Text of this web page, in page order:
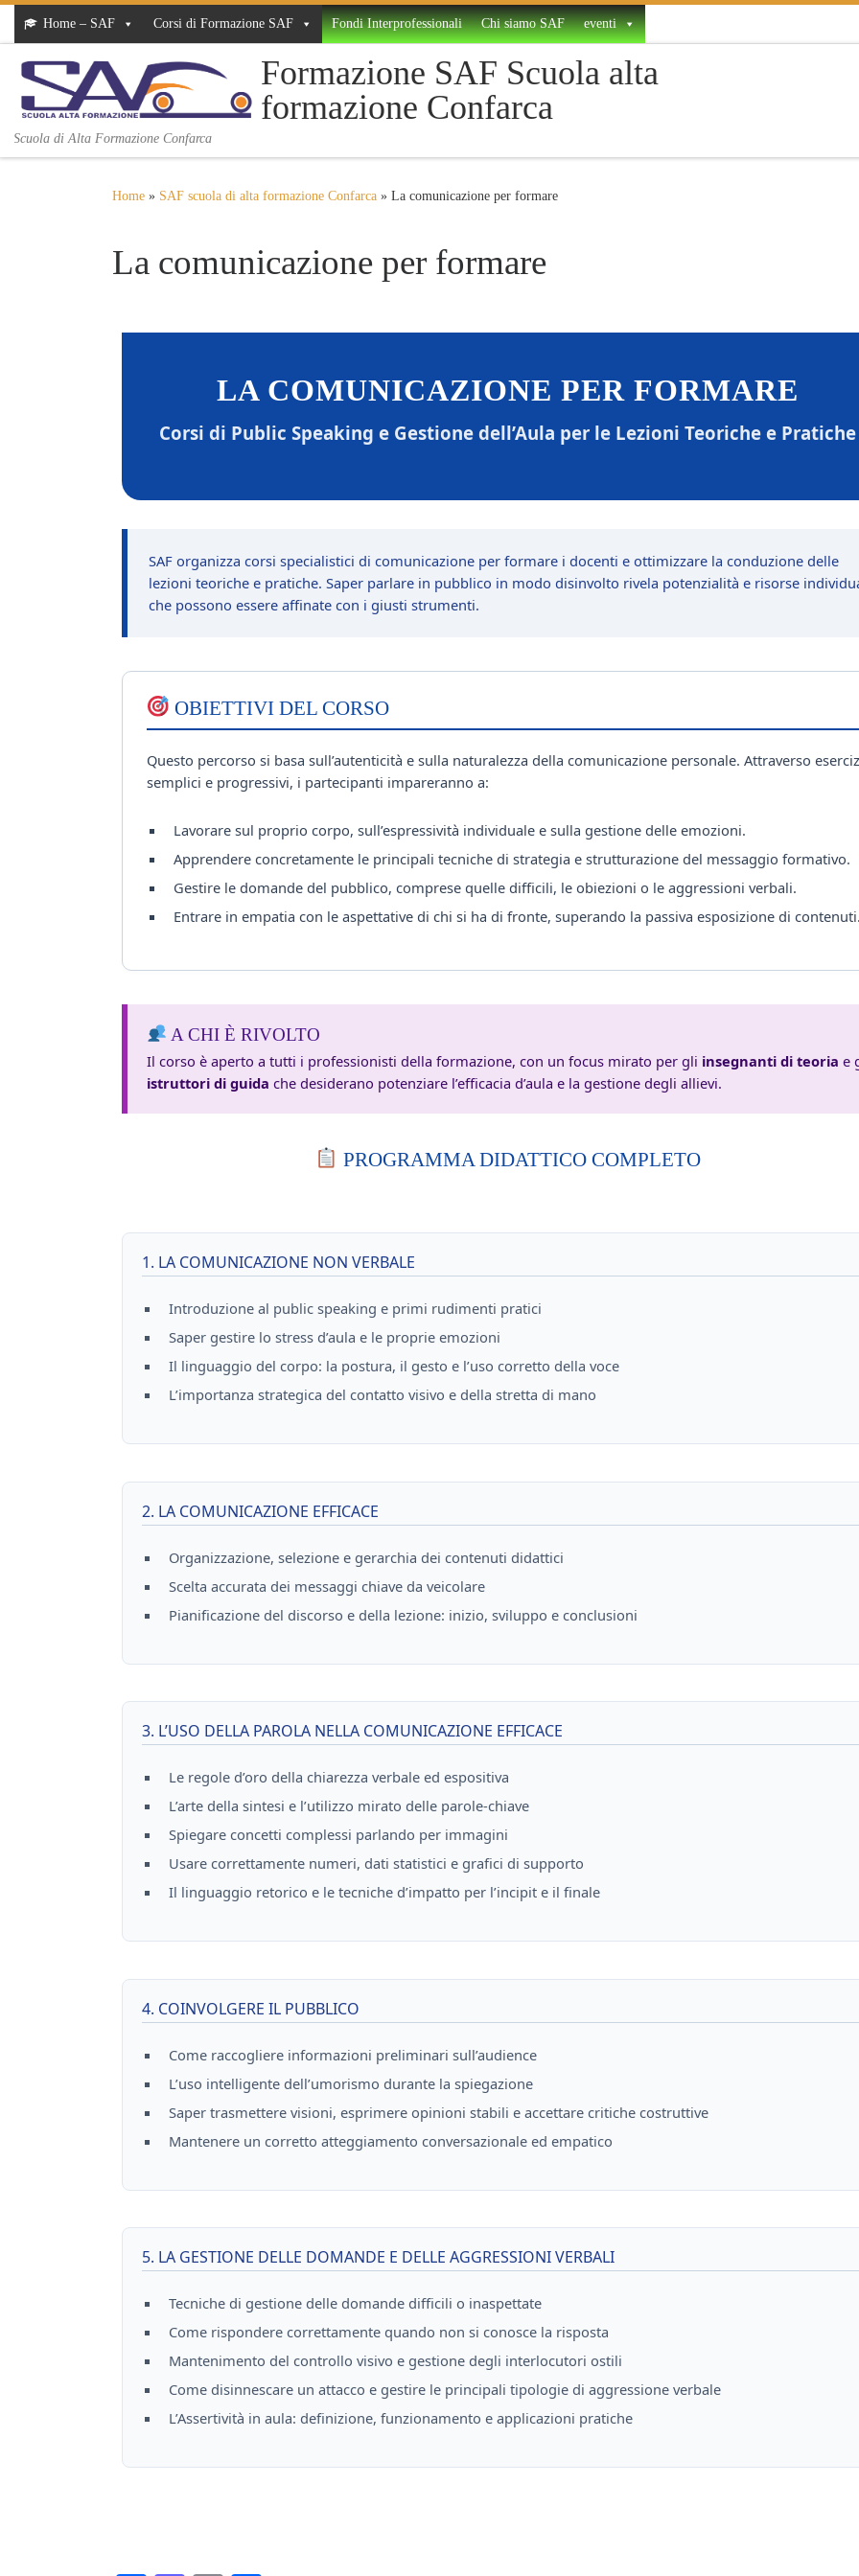
Skip to content
Home – SAF Corsi di Formazione SAF Fondi Interprofessionali Chi siamo SAF eventi
Formazione SAF Scuola alta
formazione Confarca
Scuola di Alta Formazione Confarca
Home » SAF scuola di alta formazione Confarca » La comunicazione per formare
La comunicazione per formare
LA COMUNICAZIONE PER FORMARE
Corsi di Public Speaking e Gestione dell’Aula per le Lezioni Teoriche e Pratiche
SAF organizza corsi specialistici di comunicazione per formare i docenti e ottimizzare la conduzione delle
lezioni teoriche e pratiche. Saper parlare in pubblico in modo disinvolto rivela potenzialità e risorse
che possono essere affinate con i giusti strumenti.
OBIETTIVI DEL CORSO
Questo percorso si basa sull’autenticità e sulla naturalezza della comunicazione personale. Attraverso
semplici e progressivi, i partecipanti impareranno a:
Lavorare sul proprio corpo, sull’espressività individuale e sulla gestione delle emozioni.
Apprendere concretamente le principali tecniche di strategia e strutturazione del messaggio formativo.
Gestire le domande del pubblico, comprese quelle difficili, le obiezioni o le aggressioni verbali.
Entrare in empatia con le aspettative di chi si ha di fronte, superando la passiva esposizione di
A CHI È RIVOLTO
Il corso è aperto a tutti i professionisti della formazione, con un focus mirato per gli insegnanti di teoria e
istruttori di guida che desiderano potenziare l’efficacia d’aula e la gestione degli allievi.
PROGRAMMA DIDATTICO COMPLETO
1. LA COMUNICAZIONE NON VERBALE
Introduzione al public speaking e primi rudimenti pratici
Saper gestire lo stress d’aula e le proprie emozioni
Il linguaggio del corpo: la postura, il gesto e l’uso corretto della voce
L’importanza strategica del contatto visivo e della stretta di mano
2. LA COMUNICAZIONE EFFICACE
Organizzazione, selezione e gerarchia dei contenuti didattici
Scelta accurata dei messaggi chiave da veicolare
Pianificazione del discorso e della lezione: inizio, sviluppo e conclusioni
3. L’USO DELLA PAROLA NELLA COMUNICAZIONE EFFICACE
Le regole d’oro della chiarezza verbale ed espositiva
L’arte della sintesi e l’utilizzo mirato delle parole-chiave
Spiegare concetti complessi parlando per immagini
Usare correttamente numeri, dati statistici e grafici di supporto
Il linguaggio retorico e le tecniche d’impatto per l’incipit e il finale
4. COINVOLGERE IL PUBBLICO
Come raccogliere informazioni preliminari sull’audience
L’uso intelligente dell’umorismo durante la spiegazione
Saper trasmettere visioni, esprimere opinioni stabili e accettare critiche costruttive
Mantenere un corretto atteggiamento conversazionale ed empatico
5. LA GESTIONE DELLE DOMANDE E DELLE AGGRESSIONI VERBALI
Tecniche di gestione delle domande difficili o inaspettate
Come rispondere correttamente quando non si conosce la risposta
Mantenimento del controllo visivo e gestione degli interlocutori ostili
Come disinnescare un attacco e gestire le principali tipologie di aggressione verbale
L’Assertività in aula: definizione, funzionamento e applicazioni pratiche